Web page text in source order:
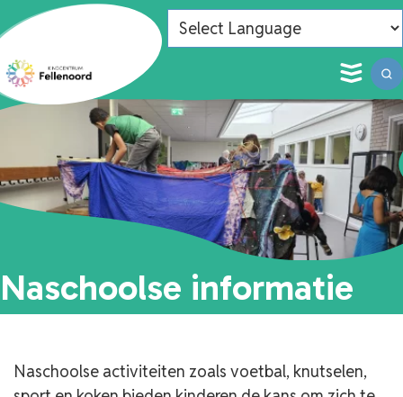
Naar hoofdinhoud
Powered by
Kindcentrum Fellenoord
Waar ben je naar op zoek?
Zoeken
Extra aanbod
Zorg
Inspectierapport
Logopedie
Wist je dat.....
Privacy
Informatie
onderwijssysteem
Kinderopvang
Informatie
Aanmelden
Naschoolse informatie
Naschoolse activiteiten zoals voetbal, knutselen,